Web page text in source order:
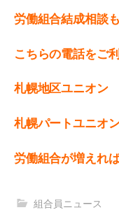
労働組合結成相談
こちらの電話をご
札幌地区ユニ
札幌パートユニ
労働組合が増えれ
組合員ニュース